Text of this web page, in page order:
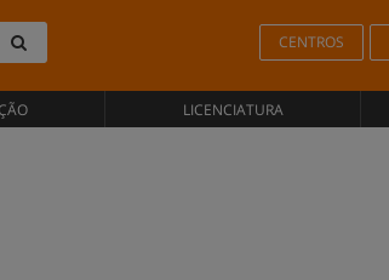
CENTROS
LICENCIATURA